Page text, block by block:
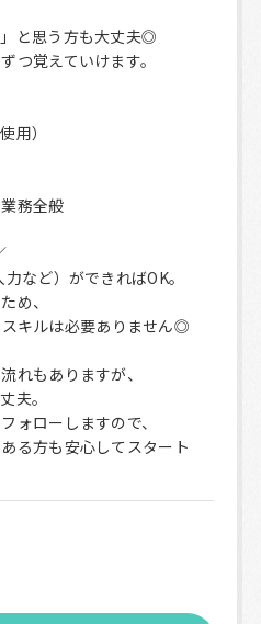
と思う方も大丈夫◎
つ覚えていけます。
用）
務全般
など）ができればOK。
め、
キルは必要ありません◎
れもありますが、
夫。
ォローしますので、
る方も安心してスタート